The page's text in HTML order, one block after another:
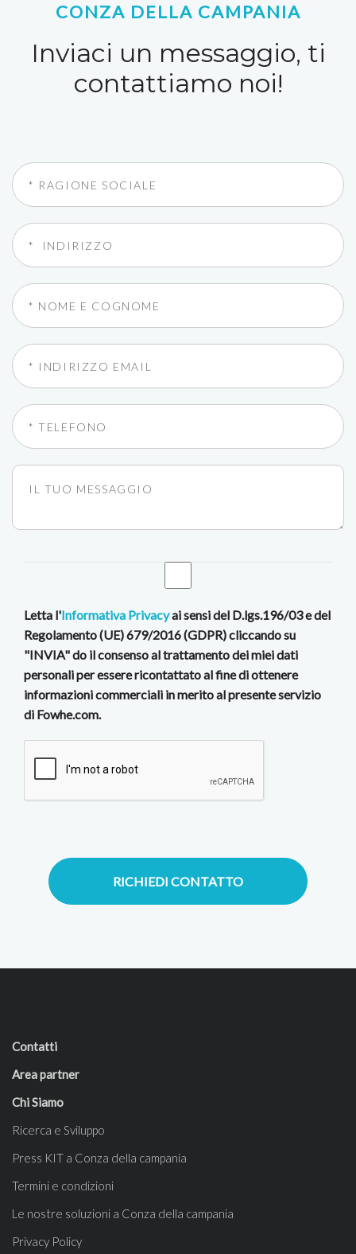
CONZA DELLA CAMPANIA
Inviaci un messaggio, ti
contattiamo noi!
Letta l'Informativa Privacyai sensi del D.lgs.196/03 e del
Regolamento (UE) 679/2016 (GDPR) cliccando su
"INVIA" do il consenso al trattamento dei miei dati
personali per essere ricontattato al fine di ottenere
informazioni commerciali in merito al presente servizio
di Fowhe.com.
RICHIEDI CONTATTO
Contatti
Area partner
Chi Siamo
Ricerca e Sviluppo
Press KIT a Conza della campania
Termini e condizioni
Le nostre soluzioni a Conza della campania
Privacy Policy